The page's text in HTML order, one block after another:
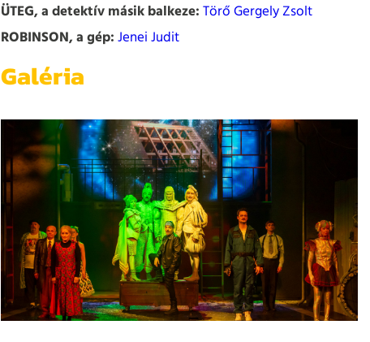
ÜTEG, a detektív másik balkeze:Törő Gergely Zsolt
ROBINSON, a gép:Jenei Judit
Galéria